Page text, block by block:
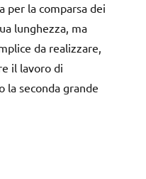
per la comparsa dei
lunghezza, ma
da realizzare,
il lavoro di
la seconda grande